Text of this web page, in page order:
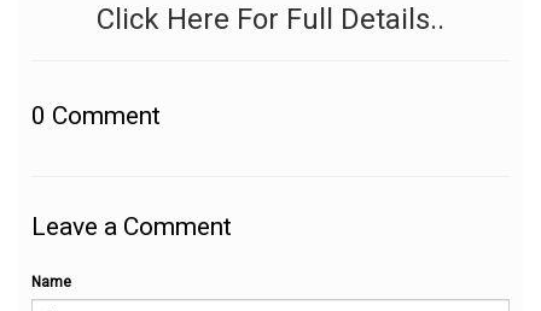
Click Here For Full Details..
0 Comment
Leave a Comment
Name